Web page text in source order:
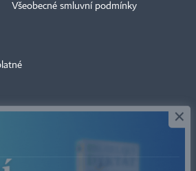
Všeobecné smluvní podmínky